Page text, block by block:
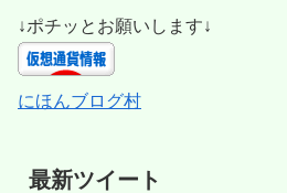
↓ポチッとお願いします↓
にほんブログ村
最新ツイート